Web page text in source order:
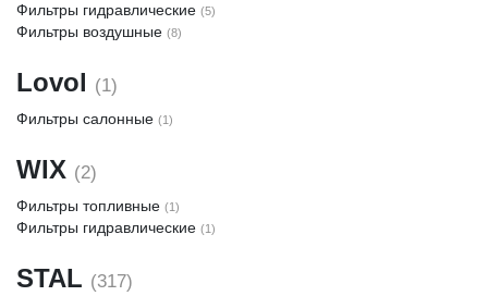
Фильтры гидравлические (5)
Фильтры воздушные (8)
Lovol (1)
Фильтры салонные (1)
WIX (2)
Фильтры топливные (1)
Фильтры гидравлические (1)
STAL (317)